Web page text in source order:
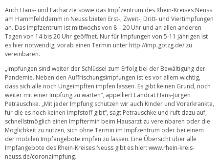
Auch Haus- und Fachärzte sowie das Impfzentrum des Rhein-Kreises Neuss
am Hammfelddamm in Neuss bieten Erst-, Zweit-, Dritt- und Viertimpfungen
an. Das Impfzentrum ist mittwochs von 8 – 20 Uhr und an allen anderen
Tagen von 14 bis 20 Uhr geöffnet. Nur für Impfungen von 5-11 jährigen ist
es hier notwendig, vorab einen Termin unter http://imp.gotzg.de/ zu
vereinbaren.
„Impfungen sind weiter der Schlüssel zum Erfolg bei der Bewältigung der
Pandemie. Neben den Auffrischungsimpfungen ist es vor allem wichtig,
dass sich alle noch Ungeimpften impfen lassen. Es gibt keinen Grund, noch
weiter mit einer Impfung zu warten“, appelliert Landrat Hans-Jürgen
Petrauschke. „Mit jeder Impfung schützen wir auch Kinder und Vorerkrankte,
für die es noch keinen Impfstoff gibt“, sagt Petrauschke und ruft dazu auf,
schnellstmöglich einen Impftermin beim Hausarzt zu vereinbaren oder die
Möglichkeit zu nutzen, sich ohne Termin im Impfzentrum oder bei einem
der mobilen Impfangebote impfen zu lassen. Eine Übersicht über alle
Impfangebote des Rhein-Kreises Neuss gibt es hier: www.rhein-kreis-
neuss.de/coronaimpfung.